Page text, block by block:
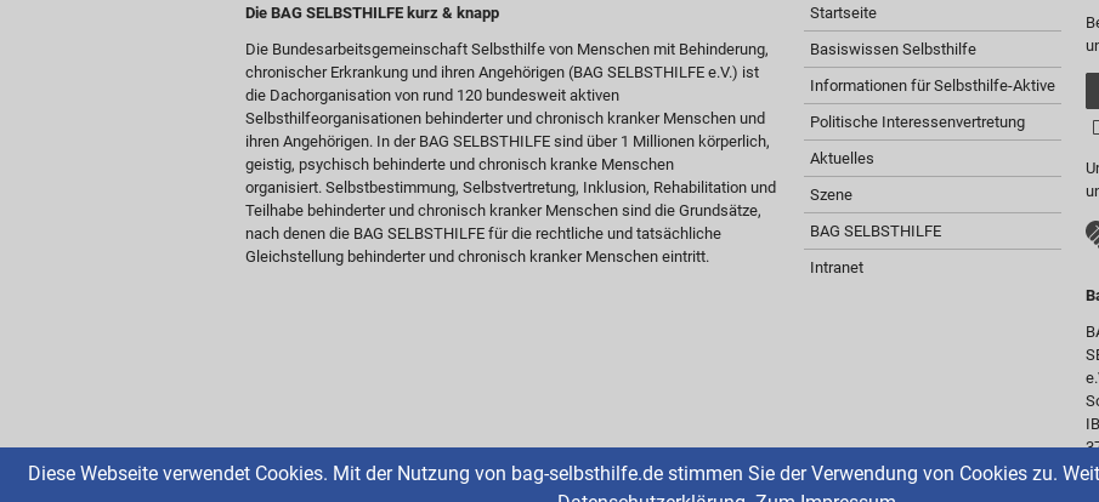
Diese Webseite verwendet Cookies. Mit der Nutzung von bag-selbsthilfe.de stimmen Sie der Verwendung von Cookies zu.
Die BAG SELBSTHILFE kurz & knapp
Die Bundesarbeitsgemeinschaft Selbsthilfe von Menschen mit Behinderung,
chronischer Erkrankung und ihren Angehörigen (BAG SELBSTHILFE e.V.) ist
die Dachorganisation von rund 120 bundesweit aktiven
Selbsthilfeorganisationen behinderter und chronisch kranker Menschen und
ihren Angehörigen. In der BAG SELBSTHILFE sind über 1 Millionen körperlich,
geistig, psychisch behinderte und chronisch kranke Menschen
organisiert. Selbstbestimmung, Selbstvertretung, Inklusion, Rehabilitation und
Teilhabe behinderter und chronisch kranker Menschen sind die Grundsätze,
nach denen die BAG SELBSTHILFE für die rechtliche und tatsächliche
Gleichstellung behinderter und chronisch kranker Menschen eintritt.
Startseite
Basiswissen Selbsthilfe
Informationen für Selbsthilfe-Aktive
Politische Interessenvertretung
Aktuelles
Szene
BAG SELBSTHILFE
Intranet